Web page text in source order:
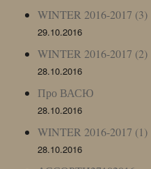
WINTER 2016-2017 (3)
29.10.2016
WINTER 2016-2017 (2)
28.10.2016
Про ВАСЮ
28.10.2016
WINTER 2016-2017 (1)
28.10.2016